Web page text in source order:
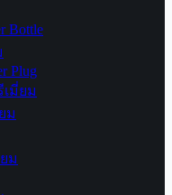
Bottle
Plug
มี่ยม
ม
ม